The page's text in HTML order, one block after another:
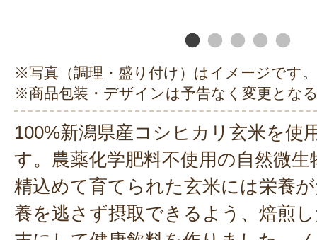
※写真（調理・盛り付け）はイメージです。
※商品包装・デザインは予告なく変更とな
100%新潟県産コシヒカリ玄米を使
す。農薬化学肥料不使用の自然微
精込めて育てられた玄米には栄養
養を逃さず摂取できるよう、焙煎